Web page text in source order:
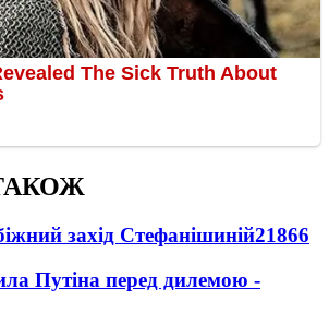
захід Стефанішиній21866
Путіна перед дилемою -